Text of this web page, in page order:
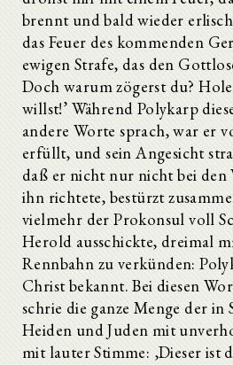
brennt und bald wieder
das Feuer des kommenden
ewigen Strafe, das den
Doch warum zögerst du?
willst!’ Während Polykarp
andere Worte sprach, war er
erfüllt, und sein Angesicht
daß er nicht nur nicht bei den
ihn richtete, bestürzt
vielmehr der Prokonsul voll
Herold ausschickte, dreimal
Rennbahn zu verkünden:
Christ bekannt. Bei diesen
schrie die ganze Menge der in
Heiden und Juden mit
mit lauter Stimme: ‚Dieser ist